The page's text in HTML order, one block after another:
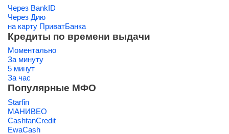
Через BankID
Через Дию
на карту ПриватБанка
Кредиты по времени выдачи
Моментально
За минуту
5 минут
За час
Популярные МФО
Starfin
МАНИВЕО
CashtanCredit
EwaCash